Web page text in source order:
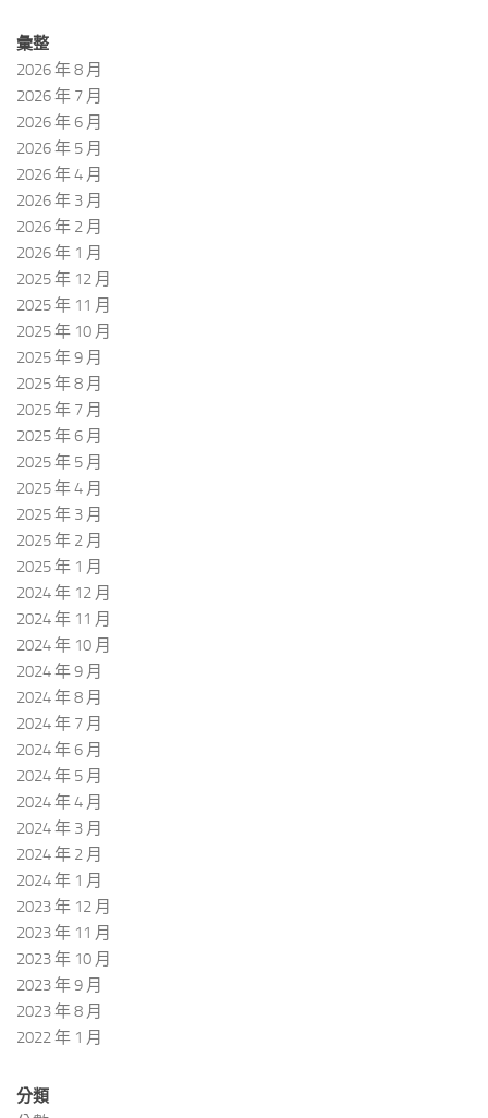
彙整
2026 年 8 月
2026 年 7 月
2026 年 6 月
2026 年 5 月
2026 年 4 月
2026 年 3 月
2026 年 2 月
2026 年 1 月
2025 年 12 月
2025 年 11 月
2025 年 10 月
2025 年 9 月
2025 年 8 月
2025 年 7 月
2025 年 6 月
2025 年 5 月
2025 年 4 月
2025 年 3 月
2025 年 2 月
2025 年 1 月
2024 年 12 月
2024 年 11 月
2024 年 10 月
2024 年 9 月
2024 年 8 月
2024 年 7 月
2024 年 6 月
2024 年 5 月
2024 年 4 月
2024 年 3 月
2024 年 2 月
2024 年 1 月
2023 年 12 月
2023 年 11 月
2023 年 10 月
2023 年 9 月
2023 年 8 月
2022 年 1 月
分類